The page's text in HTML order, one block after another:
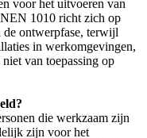
voor het uitvoeren van
1010 richt zich op
de ontwerpfase, terwijl
in werkomgevingen,
van toepassing op
die werkzaam zijn
zijn voor het